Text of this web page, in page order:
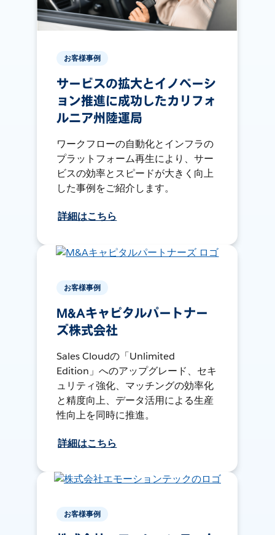
お客様事例
サービスの拡大とイノベーシ
ョン推進に成功したカリフォ
ルニア州陸運局
ワークフローの自動化とインフラの
プラットフォーム再生により、サー
ビスの効率とスピードが大きく向上
した事例をご紹介します。
詳細はこちら
お客様事例
M&Aキャピタルパートナー
ズ株式会社
Sales Cloudの「Unlimited
Edition」へのアップグレード、セキ
ュリティ強化、マッチングの効率化
と精度向上、データ活用による生産
性向上を同時に推進。
詳細はこちら
お客様事例